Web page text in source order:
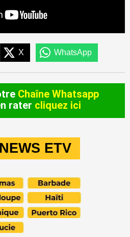
X WhatsApp
Chaîne Whatsapp
rater cliquez ici
ETV